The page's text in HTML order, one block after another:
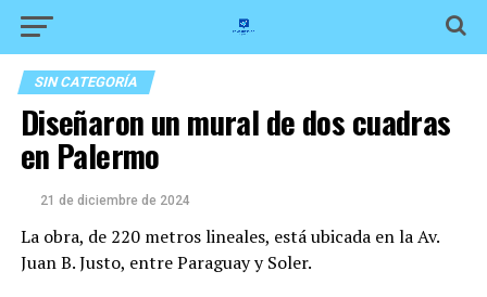
SIN CATEGORÍA
Diseñaron un mural de dos cuadras
en Palermo
21 de diciembre de 2024
La obra, de 220 metros lineales, está ubicada en la Av.
Juan B. Justo, entre Paraguay y Soler.